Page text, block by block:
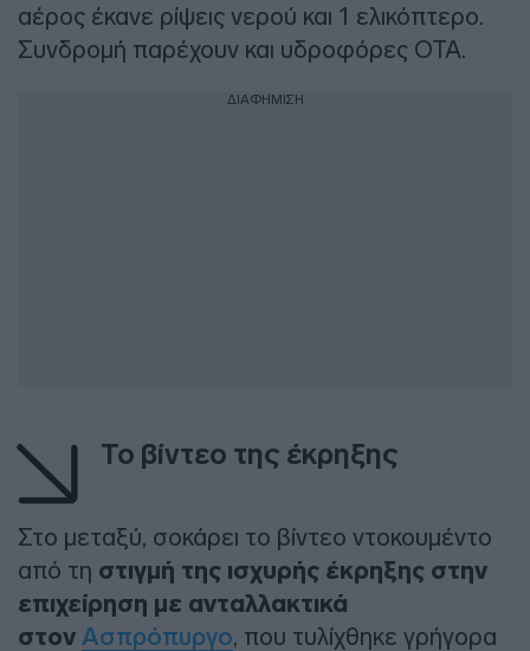
αέρος έκανε ρίψεις νερού και 1 ελικόπτερο.
Συνδρομή παρέχουν και υδροφόρες ΟΤΑ.
ΔΙΑΦΗΜΙΣΗ
Το βίντεο της έκρηξης
Στο μεταξύ, σοκάρει το βίντεο ντοκουμέντο
από τη στιγμή της ισχυρής έκρηξης στην
επιχείρηση με ανταλλακτικά
στον Ασπρόπυργο , που τυλίχθηκε γρήγορα